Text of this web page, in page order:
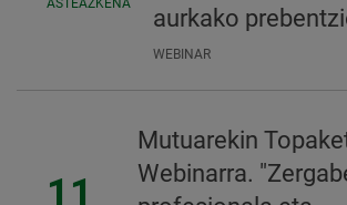
aurkako
WEBINAR
11
Mutuarekin
Webinarra.